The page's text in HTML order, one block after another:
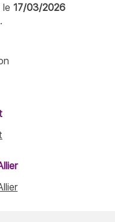
17/03/2026